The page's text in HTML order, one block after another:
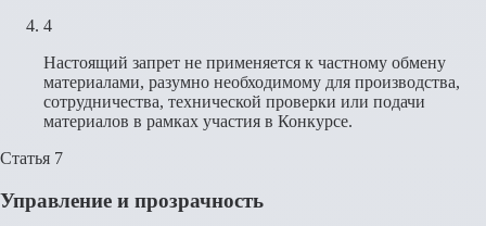
4
Настоящий запрет не применяется к частному обмену
материалами, разумно необходимому для производства,
сотрудничества, технической проверки или подачи
материалов в рамках участия в Конкурсе.
Статья 7
Управление и прозрачность